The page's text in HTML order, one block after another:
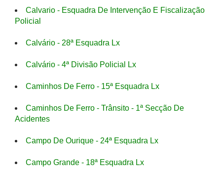
Calvario - Esquadra De Intervenção E Fiscalização
Policial
Calvário - 28ª Esquadra Lx
Calvário - 4ª Divisão Policial Lx
Caminhos De Ferro - 15ª Esquadra Lx
Caminhos De Ferro - Trânsito - 1ª Secção De
Acidentes
Campo De Ourique - 24ª Esquadra Lx
Campo Grande - 18ª Esquadra Lx